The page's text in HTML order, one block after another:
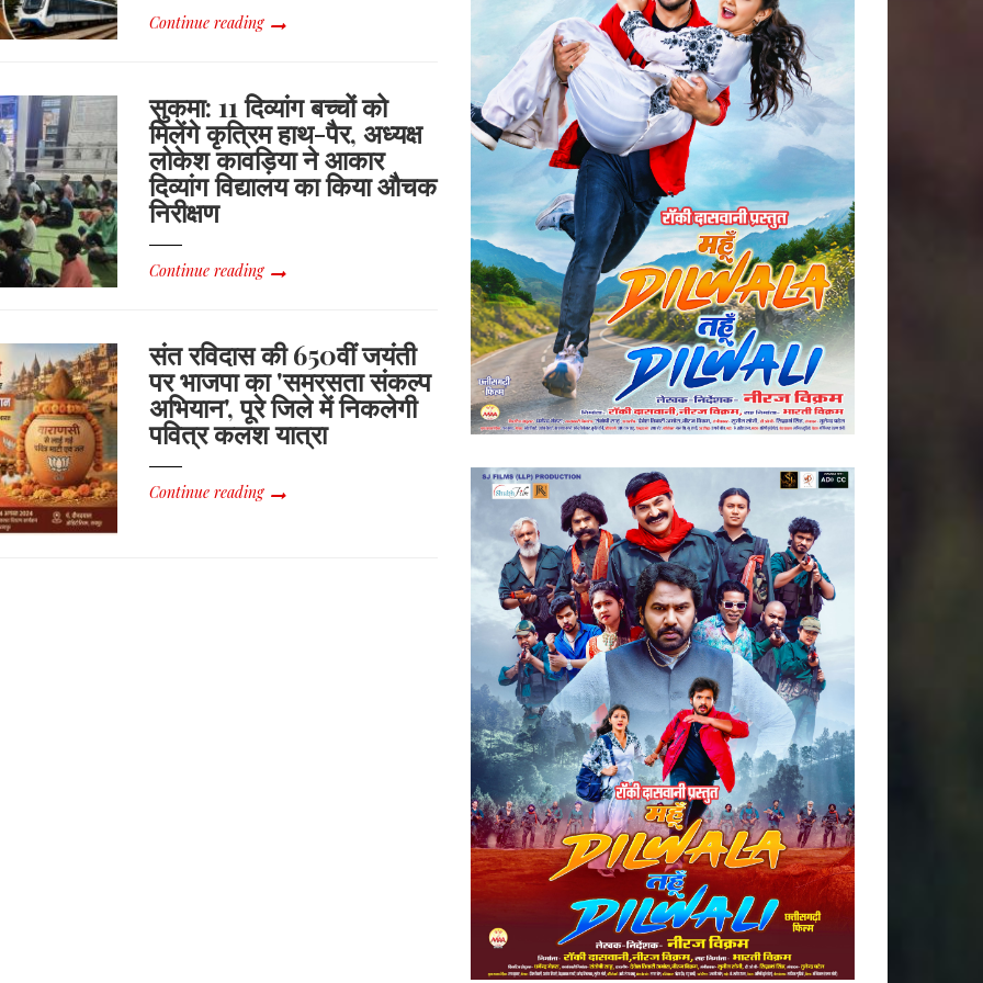
Continue reading
सुकमा: 11 दिव्यांग बच्चों को
मिलेंगे कृत्रिम हाथ-पैर, अध्यक्ष
लोकेश कावड़िया ने आकार
दिव्यांग विद्यालय का किया औचक
निरीक्षण
Continue reading
संत रविदास की 650वीं जयंती
पर भाजपा का 'समरसता संकल्प
अभियान', पूरे जिले में निकलेगी
पवित्र कलश यात्रा
Continue reading